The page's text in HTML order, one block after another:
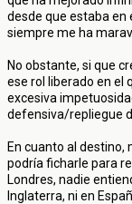
desde que estaba en
siempre me ha
No obstante, si que
ese rol liberado en el
excesiva
defensiva/repliegue
En cuanto al destino,
podría ficharle para
Londres, nadie
Inglaterra, ni en